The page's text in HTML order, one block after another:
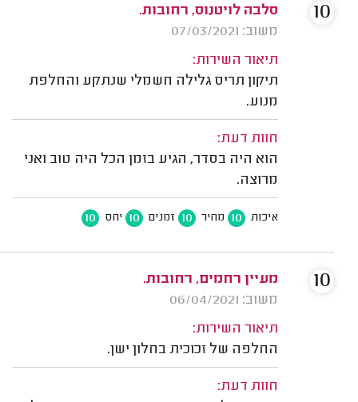
סלבה לויטנוס, רחובות.
משוב: 07/03/2021
תיאור השירות:
תיקון תריס גלילה חשמלי שנתקע והחלפת
מנוע.
חוות דעת:
הוא היה בסדר, הגיע בזמן הכל היה טוב ואני
מרוצה.
איכות 10 מחיר 10 זמנים 10 יחס 10
10
מעיין רחמים, רחובות.
משוב: 06/04/2021
תיאור השירות:
החלפה של זכוכית בחלון ישן.
חוות דעת:
10